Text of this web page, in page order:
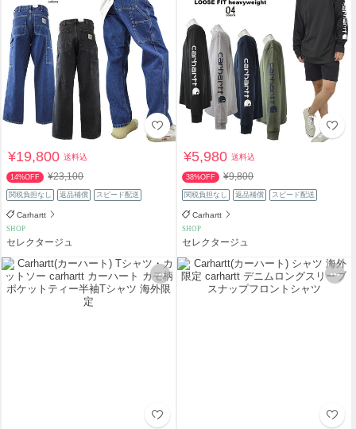
¥19,800送料込
14%OFF ¥23,100
関税負担なし 返品補償 スピード配送
Carhartt
SHOP
セレクタージュ
¥5,980送料込
38%OFF ¥9,800
関税負担なし 返品補償 スピード配送
Carhartt
SHOP
セレクタージュ